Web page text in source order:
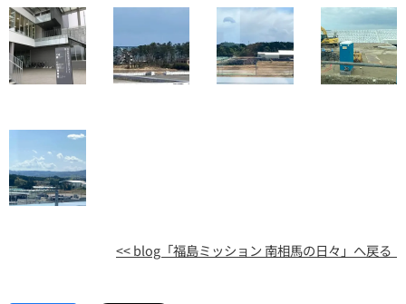
<< blog「福島ミッション 南相馬の日々」へ戻る